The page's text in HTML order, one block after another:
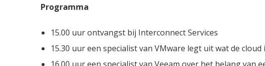
Programma
15.00 uur ontvangst bij Interconnect Services
15.30 uur een specialist van VMware legt uit wat de
16.00 uur een specialist van Veeam over het belang van